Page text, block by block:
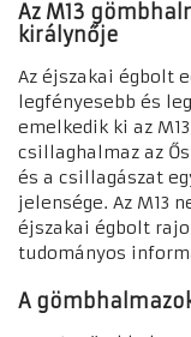
Az M13
királynője
Az éjszakai égbolt
legfényesebb és
emelkedik ki az
csillaghalmaz az
és a csillagászat
jelensége. Az M13
éjszakai égbolt
tudományos
A